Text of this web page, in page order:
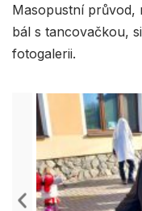
Masopustní průvod,
bál s tancovačkou,
fotogalerii.